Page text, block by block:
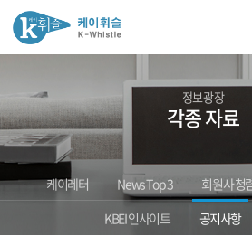
정보광장
각종 자료
케이레터 News Top 3 회원사 청
KBEI 인사이트
공지사항